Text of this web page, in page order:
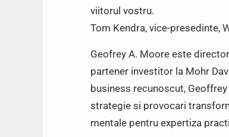
viitorul vostru.
Tom Kendra, vice-presedinte,
Geofrey A. Moore este
partener investitor la Mohr
business recunoscut,
strategie si provocari
mentale pentru expertiza